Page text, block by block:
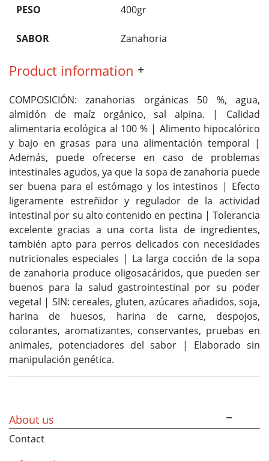
PESO 400gr
SABOR Zanahoria
Product information
COMPOSICIÓN: zanahorias orgánicas 50 %, agua,
almidón de maíz orgánico, sal alpina. | Calidad
alimentaria ecológica al 100 % | Alimento hipocalórico
y bajo en grasas para una alimentación temporal |
Además, puede ofrecerse en caso de problemas
intestinales agudos, ya que la sopa de zanahoria puede
ser buena para el estómago y los intestinos | Efecto
ligeramente estreñidor y regulador de la actividad
intestinal por su alto contenido en pectina | Tolerancia
excelente gracias a una corta lista de ingredientes,
también apto para perros delicados con necesidades
nutricionales especiales | La larga cocción de la sopa
de zanahoria produce oligosacáridos, que pueden ser
buenos para la salud gastrointestinal por su poder
vegetal | SIN: cereales, gluten, azúcares añadidos, soja,
harina de huesos, harina de carne, despojos,
colorantes, aromatizantes, conservantes, pruebas en
animales, potenciadores del sabor | Elaborado sin
manipulación genética.
About us
Contact